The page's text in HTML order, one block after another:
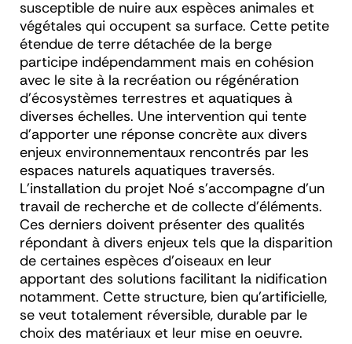
susceptible de nuire aux espèces animales et
végétales qui occupent sa surface. Cette petite
étendue de terre détachée de la berge
participe indépendamment mais en cohésion
avec le site à la recréation ou régénération
d’écosystèmes terrestres et aquatiques à
diverses échelles. Une intervention qui tente
d’apporter une réponse concrète aux divers
enjeux environnementaux rencontrés par les
espaces naturels aquatiques traversés.
L’installation du projet Noé s’accompagne d’un
travail de recherche et de collecte d’éléments.
Ces derniers doivent présenter des qualités
répondant à divers enjeux tels que la disparition
de certaines espèces d’oiseaux en leur
apportant des solutions facilitant la nidification
notamment. Cette structure, bien qu’artificielle,
se veut totalement réversible, durable par le
choix des matériaux et leur mise en oeuvre.